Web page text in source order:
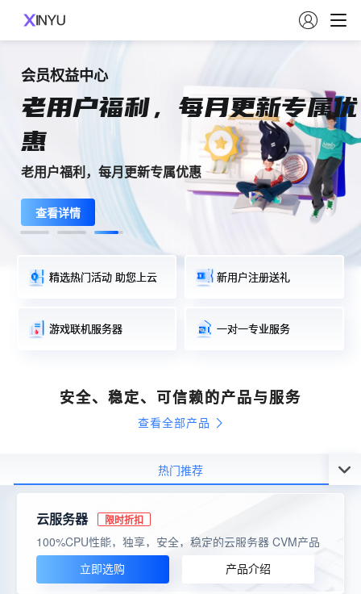

会员权益中心
老用户福利，每月更新专属优
惠
老用户福利，每月更新专属优惠
查看详情
2026上云特惠
2026大促，性能不打折
新人专属福利低至18元/月，多地区可选，全场服务器特惠
低至3折
立即抢购
精选全球热卖顶级域名，COM域名仅需59元
云节
顶级域名 年末特惠
冬日回馈，首月限时秒杀
查看详情
会员权益中心
老用户福利，每月更新专属优
惠
老用户福利，每月更新专属优惠
查看详情
2026上云特惠
2026大促，性能不打折
新人专属福利低至18元/月，多地区可选，全场服务器特惠
低至3折
立即抢购
精选热门活动 助您上云 新用户注册送礼
游戏联机服务器 一对一专业服务
安全、稳定、可信赖的产品与服务
查看全部产品
热门推荐
云服务器 限时折扣
100%CPU性能，独享，安全，稳定的云服务器 CVM产品
立即选购
产品介绍